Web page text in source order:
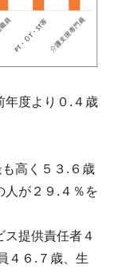
度より０.４歳
高く５３.６歳
人が２９.４％を
ス提供責任者４
４６.７歳、生